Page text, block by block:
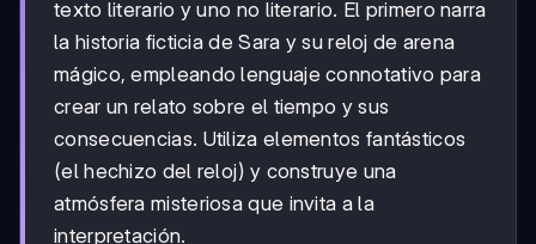
texto literario y uno no literario. El primero narra
la historia ficticia de Sara y su reloj de arena
mágico, empleando lenguaje connotativo para
crear un relato sobre el tiempo y sus
consecuencias. Utiliza elementos fantásticos
(el hechizo del reloj) y construye una
atmósfera misteriosa que invita a la
interpretación.